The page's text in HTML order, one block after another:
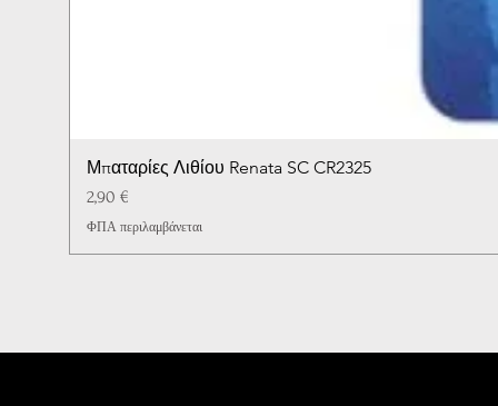
Μπαταρίες Λιθίου Renata SC CR2325
Τιμή
2,90 €
ΦΠΑ περιλαμβάνεται